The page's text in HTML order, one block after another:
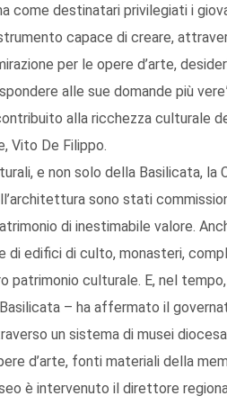
come destinatari privilegiati i
capace di creare,
per le opere d’arte,
alle sue domande più
alla ricchezza culturale
Vito De Filippo.
e non solo della Basilicata, la
sono stati
di inestimabile valore.
di edifici di culto, monasteri,
patrimonio culturale. E, nel
– ha affermato il
un sistema di musei
d’arte, fonti materiali della
è intervenuto il direttore